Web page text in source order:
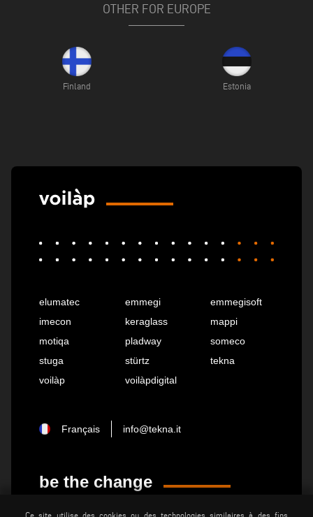
OTHER FOR EUROPE
Finland Estonia
elumatec emmegi
emmegisoft
imecon
keraglass
mappi
motiqa
pladway
someco
stuga
stürtz
tekna
voilàp
voilàpdigital
Français info@tekna.it
be the change